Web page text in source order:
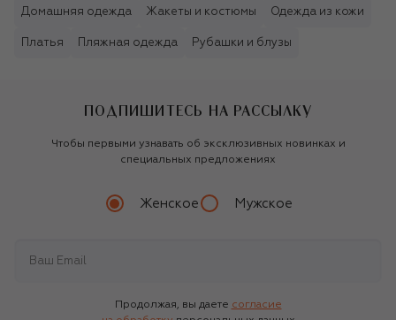
Домашняя одежда Жакеты и костюмы Одежда из кожи
Платья Пляжная одежда Рубашки и блузы
ПОДПИШИТЕСЬ НА РАССЫЛКУ
Чтобы первыми узнавать об эксклюзивных новинках и
специальных предложениях
Женское Мужское
Продолжая, вы даете согласие